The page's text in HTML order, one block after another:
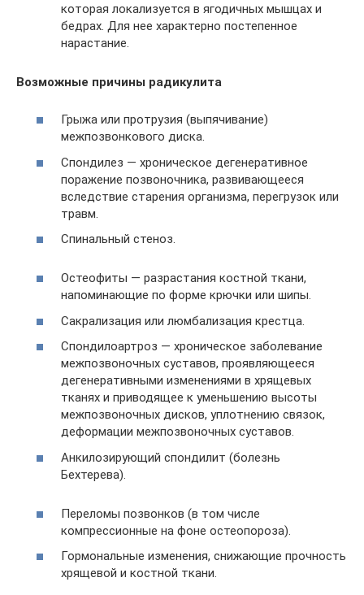
которая локализуется в ягодичных мышцах и
бедрах. Для нее характерно постепенное
нарастание.
Возможные причины радикулита
Грыжа или протрузия (выпячивание)
межпозвонкового диска.
Спондилез — хроническое дегенеративное
поражение позвоночника, развивающееся
вследствие старения организма, перегрузок или
травм.
Спинальный стеноз.
Остеофиты — разрастания костной ткани,
напоминающие по форме крючки или шипы.
Сакрализация или люмбализация крестца.
Спондилоартроз — хроническое заболевание
межпозвоночных суставов, проявляющееся
дегенеративными изменениями в хрящевых
тканях и приводящее к уменьшению высоты
межпозвоночных дисков, уплотнению связок,
деформации межпозвоночных суставов.
Анкилозирующий спондилит (болезнь
Бехтерева).
Переломы позвонков (в том числе
компрессионные на фоне остеопороза).
Гормональные изменения, снижающие прочность
хрящевой и костной ткани.